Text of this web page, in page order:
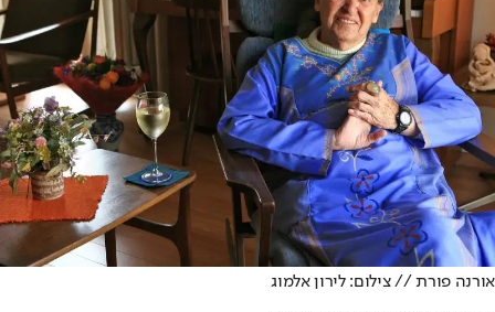
אורנה פורת // צילום: לירון אלמוג